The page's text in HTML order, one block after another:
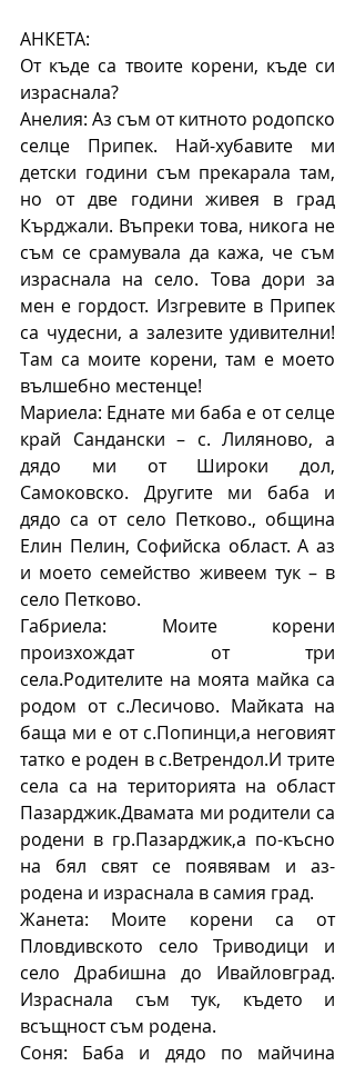
АНКЕТА:
От къде са твоите корени, къде си
израснала?
Анелия: Аз съм от китното родопско
селце Припек. Най-хубавите ми
детски години съм прекарала там,
но от две години живея в град
Кърджали. Въпреки това, никога не
съм се срамувала да кажа, че съм
израснала на село. Това дори за
мен е гордост. Изгревите в Припек
са чудесни, а залезите удивителни!
Там са моите корени, там е моето
вълшебно местенце!
Мариела: Еднате ми баба е от селце
край Сандански – с. Лиляново, а
дядо ми от Широки дол,
Самоковско. Другите ми баба и
дядо са от село Петково., община
Елин Пелин, Софийска област. А аз
и моето семейство живеем тук – в
село Петково.
Габриела: Моите корени
произхождат от три
села.Родителите на моята майка са
родом от с.Лесичово. Майката на
баща ми е от с.Попинци,а неговият
татко е роден в с.Ветрендол.И трите
села са на територията на област
Пазарджик.Двамата ми родители са
родени в гр.Пазарджик,а по-късно
на бял свят се появявам и аз-
родена и израснала в самия град.
Жанета: Моите корени са от
Пловдивското село Триводици и
село Драбишна до Ивайловград.
Израснала съм тук, където и
всъщност съм родена.
Соня: Баба и дядо по майчина